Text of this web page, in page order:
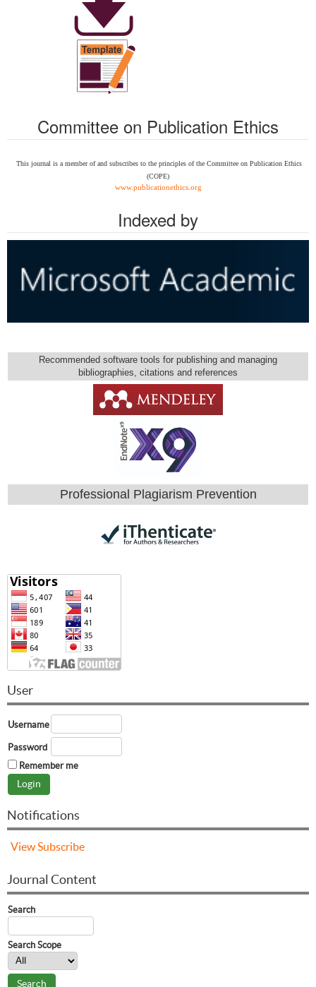
Committee on Publication Ethics
This journal is a member of and subscribes to the principles of the Committee on Publication Ethics
(COPE)
www.publicationethics.org
Indexed by
Recommended software tools for publishing and managing
bibliographies, citations and references
Professional Plagiarism Prevention
User
Username
Password
Remember me
Notifications
ViewSubscribe
Journal Content
Search
Search Scope